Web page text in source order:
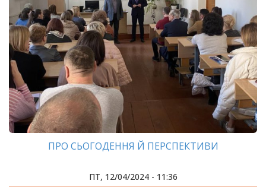
ПРО СЬОГОДЕННЯ Й ПЕРСПЕКТИВИ
ПТ, 12/04/2024 - 11:36